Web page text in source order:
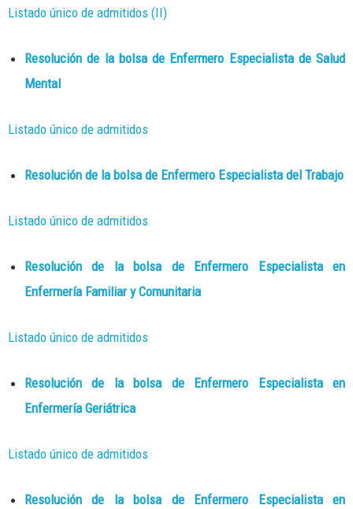
Listado único de admitidos (II)
Resolución de la bolsa de Enfermero Especialista de Salud
Mental
Listado único de admitidos
Resolución de la bolsa de Enfermero Especialista del Trabajo
Listado único de admitidos
Resolución de la bolsa de Enfermero Especialista en
Enfermería Familiar y Comunitaria
Listado único de admitidos
Resolución de la bolsa de Enfermero Especialista en
Enfermería Geriátrica
Listado único de admitidos
Resolución de la bolsa de Enfermero Especialista en